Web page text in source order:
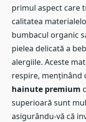
primul aspect care
calitatea
bumbacul organic
pielea delicată a
alergiile. Aceste
respire, menținând
hainute premium
superioară sunt
asigurându-vă că